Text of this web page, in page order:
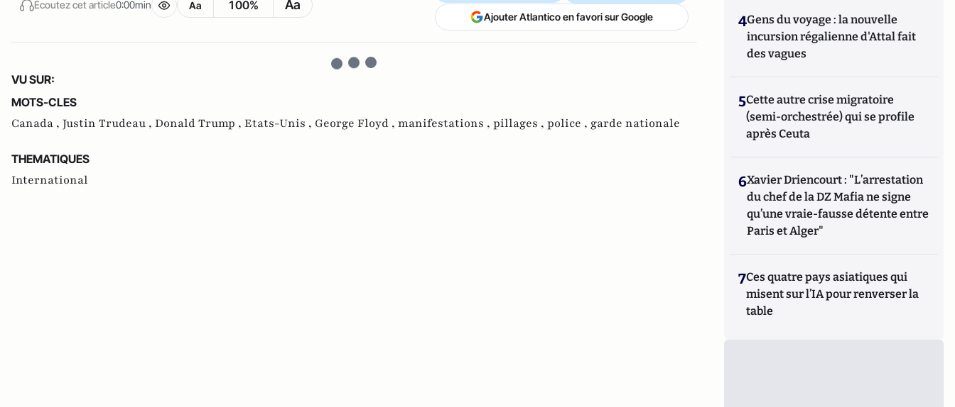
Écoutez cet article0:00min Aa 100% Aa
Ajouter Atlantico en favori sur Google
VU SUR:
MOTS-CLES
Canada , Justin Trudeau , Donald Trump , Etats-Unis , George Floyd , manifestations , pillages , police , garde nationale
THEMATIQUES
International
4Gens du voyage : la nouvelle
incursion régalienne d'Attal fait
des vagues
5Cette autre crise migratoire
(semi-orchestrée) qui se profile
après Ceuta
6Xavier Driencourt : "L’arrestation
du chef de la DZ Mafia ne signe
qu’une vraie-fausse détente entre
Paris et Alger"
7Ces quatre pays asiatiques qui
misent sur l’IA pour renverser la
table